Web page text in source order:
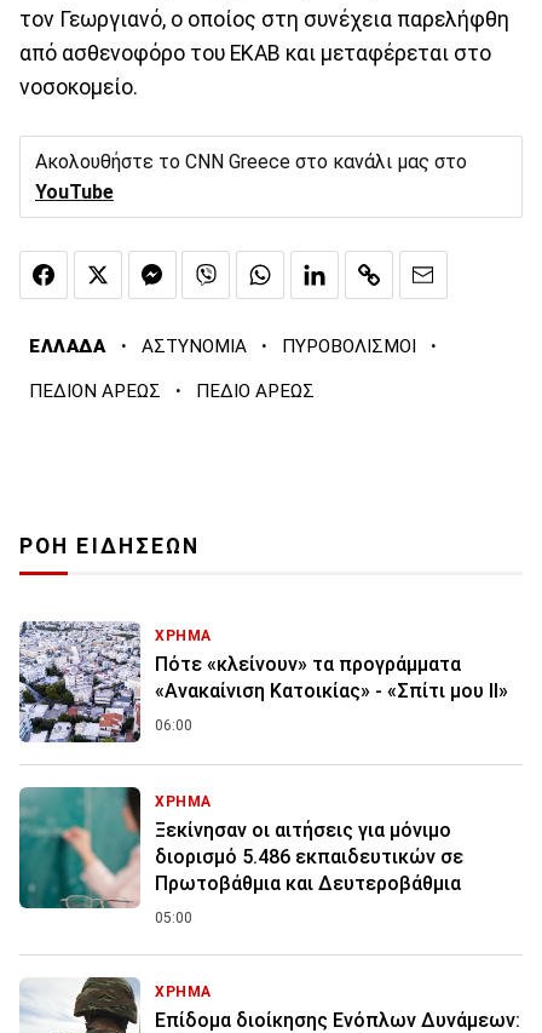
τον Γεωργιανό, ο οποίος στη συνέχεια παρελήφθη
από ασθενοφόρο του ΕΚΑΒ και μεταφέρεται στο
νοσοκομείο.
Ακολουθήστε το CNN Greece στο κανάλι μας στο
YouTube
ΕΛΛΑΔΑ · ΑΣΤΥΝΟΜΙΑ · ΠΥΡΟΒΟΛΙΣΜΟΙ ·
ΠΕΔΙΟΝ ΑΡΕΩΣ · ΠΕΔΙΟ ΑΡΕΩΣ
ΡΟΗ ΕΙΔΗΣΕΩΝ
ΧΡΗΜΑ
Πότε «κλείνουν» τα προγράμματα
«Ανακαίνιση Κατοικίας» - «Σπίτι μου ΙΙ»
06:00
ΧΡΗΜΑ
Ξεκίνησαν οι αιτήσεις για μόνιμο
διορισμό 5.486 εκπαιδευτικών σε
Πρωτοβάθμια και Δευτεροβάθμια
05:00
ΧΡΗΜΑ
Επίδομα διοίκησης Ενόπλων Δυνάμεων: